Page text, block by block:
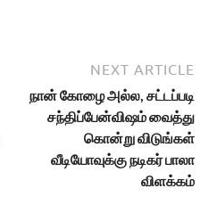
NEXT ARTICLE
நான் கோழை அல்ல, சட்டப்படி
சந்திப்பேன்விஷம் வைத்து
கொன்று விடுங்கள்
வீடியோவுக்கு நடிகர் பாலா
விளக்கம்